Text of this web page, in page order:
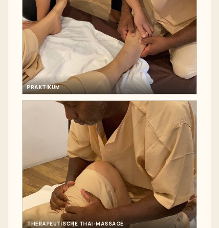
PRAKTIKUM
THERAPEUTISCHE THAI-MASSAGE